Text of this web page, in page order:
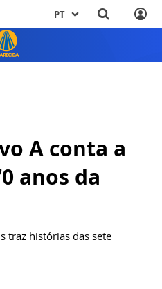
PT
A conta a
anos da
traz histórias das sete